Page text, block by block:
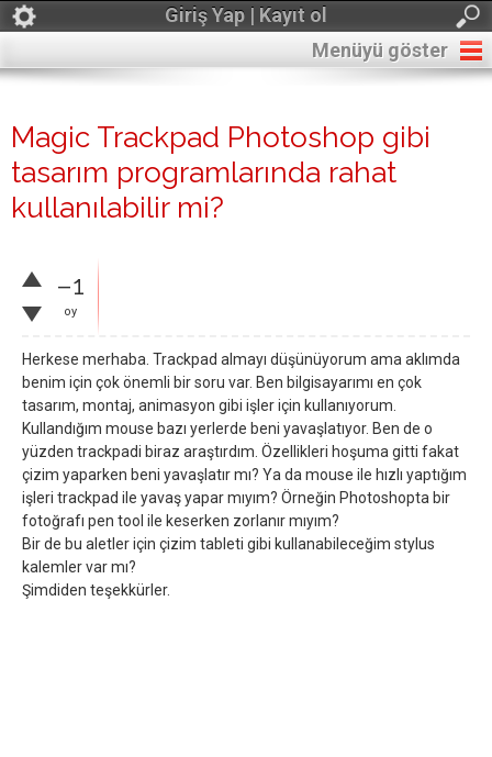
Giriş Yap | Kayıt ol
Menüyü göster
Magic Trackpad Photoshop gibi
tasarım programlarında rahat
kullanılabilir mi?
–1
oy
Herkese merhaba. Trackpad almayı düşünüyorum ama aklımda
benim için çok önemli bir soru var. Ben bilgisayarımı en çok
tasarım, montaj, animasyon gibi işler için kullanıyorum.
Kullandığım mouse bazı yerlerde beni yavaşlatıyor. Ben de o
yüzden trackpadi biraz araştırdım. Özellikleri hoşuma gitti fakat
çizim yaparken beni yavaşlatır mı? Ya da mouse ile hızlı yaptığım
işleri trackpad ile yavaş yapar mıyım? Örneğin Photoshopta bir
fotoğrafı pen tool ile keserken zorlanır mıyım?
Bir de bu aletler için çizim tableti gibi kullanabileceğim stylus
kalemler var mı?
Şimdiden teşekkürler.